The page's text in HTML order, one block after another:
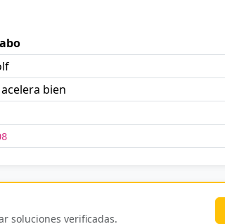
bien
soluciones verificadas.